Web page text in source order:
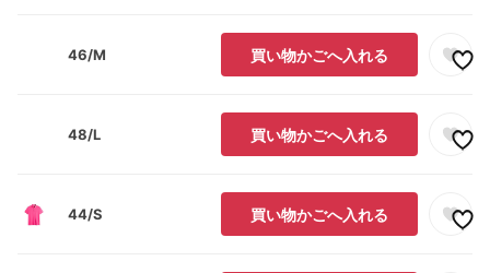
46/M 買い物かごへ入れる
48/L 買い物かごへ入れる
44/S 買い物かごへ入れる